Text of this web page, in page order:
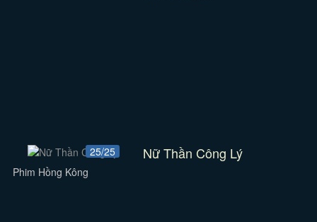
25/25 Nữ Thần Công Lý
Phim Hồng Kông